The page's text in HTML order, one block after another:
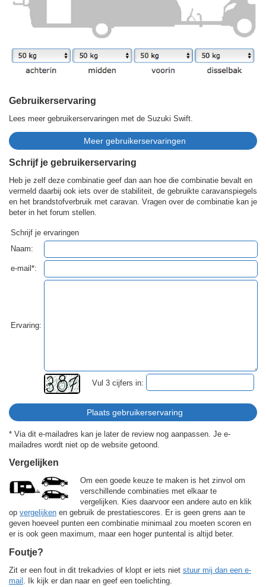
Gebruikerservaring
Lees meer gebruikerservaringen met de Suzuki Swift.
Schrijf je gebruikerservaring
Heb je zelf deze combinatie geef dan aan hoe die combinatie bevalt en
vermeld daarbij ook iets over de stabiliteit, de gebruikte caravanspiegels
en het brandstofverbruik met caravan. Vragen over de combinatie kan je
beter in het forum stellen.
Schrijf je ervaringen
Naam:
e-mail*:
Ervaring:
Vul 3 cijfers in:
* Via dit e-mailadres kan je later de review nog aanpassen. Je e-
mailadres wordt niet op de website getoond.
Vergelijken
Om een goede keuze te maken is het zinvol om
verschillende combinaties met elkaar te
vergelijken. Kies daarvoor een andere auto en klik
op vergelijken en gebruik de prestatiescores. Er is geen grens aan te
geven hoeveel punten een combinatie minimaal zou moeten scoren en
er is ook geen maximum, maar een hoger puntental is altijd beter.
Foutje?
Zit er een fout in dit trekadvies of klopt er iets niet stuur mij dan een e-
mail
. Ik kijk er dan naar en geef een toelichting.